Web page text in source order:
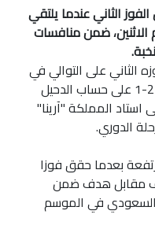
الثاني عندما يلتقي
الاثنين، ضمن منافسات
على التوالي في
المسابقة القارية بعدما تغلب بنتيجة 2-1 على حساب الدحيل
المملكة "آرينا"
الدوري.
بعدما حقق فوزا
مقابل هدف ضمن
السعودي في الموسم